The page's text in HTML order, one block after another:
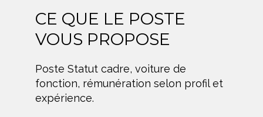
CE QUE LE POSTE
VOUS PROPOSE
Poste Statut cadre, voiture de
fonction, rémunération selon profil et
expérience.